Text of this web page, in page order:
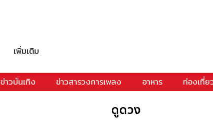
เพิ่มเติม
ข่าวบันเทิง ข่าวสารวงการเพลง อาหาร ท่องเที่ย
ดูดวง